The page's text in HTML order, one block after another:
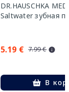
DR.HAUSCHKA
Saltwater зубная
5.19 € 7.99 €
В